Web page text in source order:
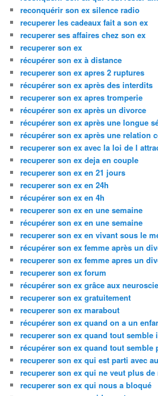
reconquérir son ex silence radio
recuperer les cadeaux fait a son ex
recuperer ses affaires chez son ex
recuperer son ex
récupérer son ex à distance
recuperer son ex apres 2 ruptures
récupérer son ex après des interdits
recuperer son ex apres tromperie
récupérer son ex après un divorce
récupérer son ex après une longue
récupérer son ex après une relation
recuperer son ex avec la loi de l
recuperer son ex deja en couple
recuperer son ex en 21 jours
recuperer son ex en 24h
récupérer son ex en 4h
recuperer son ex en une semaine
récupérer son ex en une semaine
recuperer son ex en vivant sous le
récupérer son ex femme après un
recuperer son ex femme apres un
recuperer son ex forum
récupérer son ex grâce aux
recuperer son ex gratuitement
recuperer son ex marabout
récupérer son ex quand on a un
recuperer son ex quand tout semble
récupérer son ex quand tout semble
recuperer son ex qui est parti avec
recuperer son ex qui ne veut plus de
recuperer son ex qui nous a bloqué